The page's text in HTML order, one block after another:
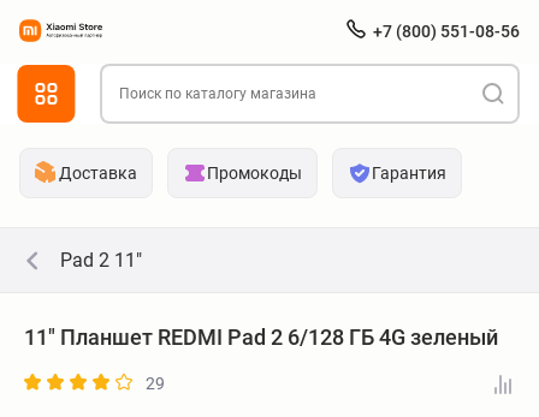
+7 (800) 551-08-56
Доставка Промокоды Гарантия
Pad 2 11"
11" Планшет REDMI Pad 2 6/128 ГБ 4G зеленый
29